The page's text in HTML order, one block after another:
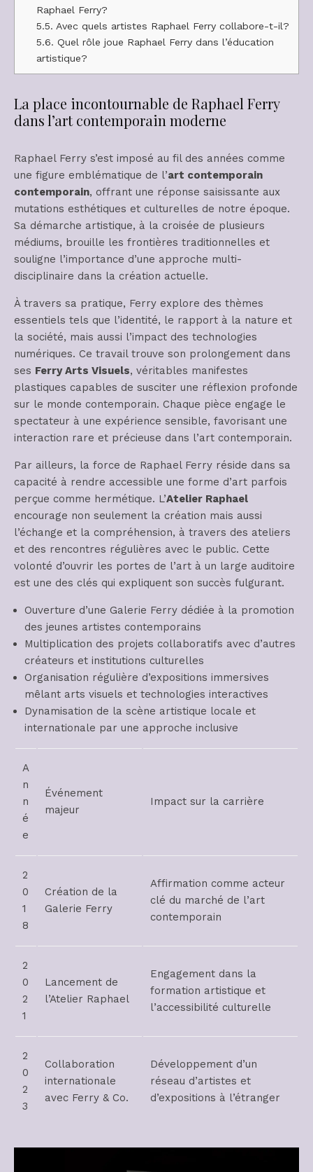
Raphael Ferry?
5.5. Avec quels artistes Raphael Ferry collabore-t-il?
5.6. Quel rôle joue Raphael Ferry dans l’éducation
artistique?
La place incontournable de Raphael Ferry
dans l’art contemporain moderne
Raphael Ferry s’est imposé au fil des années comme
une figure emblématique de l’art contemporain
contemporain, offrant une réponse saisissante aux
mutations esthétiques et culturelles de notre époque.
Sa démarche artistique, à la croisée de plusieurs
médiums, brouille les frontières traditionnelles et
souligne l’importance d’une approche multi-
disciplinaire dans la création actuelle.
À travers sa pratique, Ferry explore des thèmes
essentiels tels que l’identité, le rapport à la nature et
la société, mais aussi l’impact des technologies
numériques. Ce travail trouve son prolongement dans
ses Ferry Arts Visuels, véritables manifestes
plastiques capables de susciter une réflexion profonde
sur le monde contemporain. Chaque pièce engage le
spectateur à une expérience sensible, favorisant une
interaction rare et précieuse dans l’art contemporain.
Par ailleurs, la force de Raphael Ferry réside dans sa
capacité à rendre accessible une forme d’art parfois
perçue comme hermétique. L’Atelier Raphael
encourage non seulement la création mais aussi
l’échange et la compréhension, à travers des ateliers
et des rencontres régulières avec le public. Cette
volonté d’ouvrir les portes de l’art à un large auditoire
est une des clés qui expliquent son succès fulgurant.
Ouverture d’une Galerie Ferry dédiée à la promotion
des jeunes artistes contemporains
Multiplication des projets collaboratifs avec d’autres
créateurs et institutions culturelles
Organisation régulière d’expositions immersives
mêlant arts visuels et technologies interactives
Dynamisation de la scène artistique locale et
internationale par une approche inclusive
A
n
n
é
e
Événement
majeur
Impact sur la carrière
2
0
1
8
Création de la
Galerie Ferry
Affirmation comme acteur
clé du marché de l’art
contemporain
2
0
2
1
Lancement de
l’Atelier Raphael
Engagement dans la
formation artistique et
l’accessibilité culturelle
2
0
2
3
Collaboration
internationale
avec Ferry & Co.
Développement d’un
réseau d’artistes et
d’expositions à l’étranger